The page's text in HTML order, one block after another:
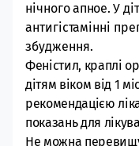
нічногоапное.У
антигістамінні
збудження.
Феністил, краплі
дітям віком від 1
рекомендацією
показань для
Не можна